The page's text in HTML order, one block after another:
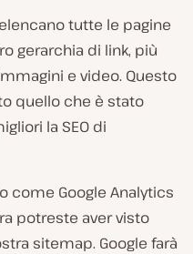
tutte le pagine
gerarchia di link, più
e video. Questo
quello che è stato
la SEO di
come Google Analytics
potreste aver visto
sitemap. Google farà